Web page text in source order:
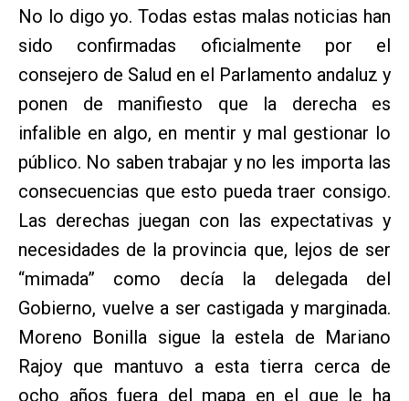
No lo digo yo. Todas estas malas noticias han
sido confirmadas oficialmente por el
consejero de Salud en el Parlamento andaluz y
ponen de manifiesto que la derecha es
infalible en algo, en mentir y mal gestionar lo
público. No saben trabajar y no les importa las
consecuencias que esto pueda traer consigo.
Las derechas juegan con las expectativas y
necesidades de la provincia que, lejos de ser
“mimada” como decía la delegada del
Gobierno, vuelve a ser castigada y marginada.
Moreno Bonilla sigue la estela de Mariano
Rajoy que mantuvo a esta tierra cerca de
ocho años fuera del mapa en el que le ha